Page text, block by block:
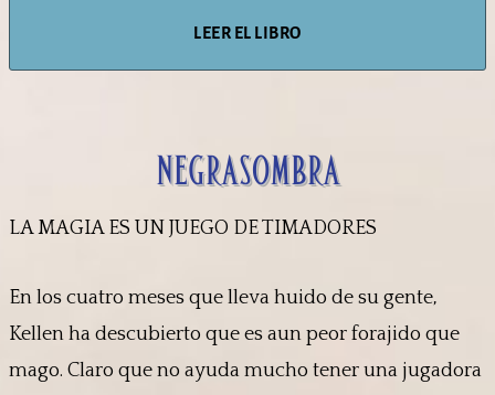
LEER EL LIBRO
negrasombra
LA MAGIA ES UN JUEGO DE TIMADORES
En los cuatro meses que lleva huido de su gente,
Kellen ha descubierto que es aun peor forajido que
mago. Claro que no ayuda mucho tener una jugadora